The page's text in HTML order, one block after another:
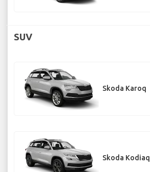
SUV
Skoda Karoq
Skoda Kodiaq